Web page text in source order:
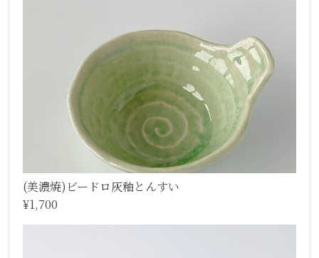
(美濃焼)ビードロ灰釉とんすい
¥1,700